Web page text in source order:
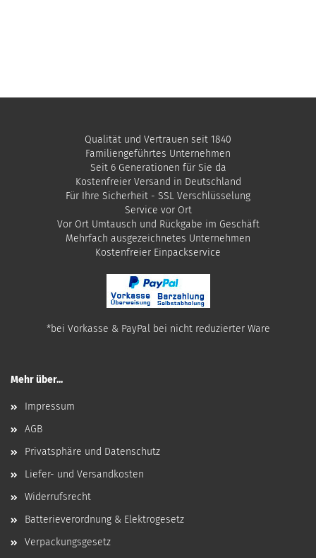
Qualität und Vertrauen seit 1840
Familiengeführtes Unternehmen
Seit 6 Generationen für Sie da
Kostenfreier Versand in Deutschland
Für Ihre Sicherheit - SSL Verschlüsselung
Service vor Ort
Vor Ort Umtausch und Rückgabe im Geschäft
Mehrfach ausgezeichnetes Unternehmen
​Kostenfreier Einpackservice
*bei Vorkasse & PayPal bei nicht reduzierter Ware
Mehr über...
Impressum
AGB
Privatsphäre und Datenschutz
Liefer- und Versandkosten
Widerrufsrecht
Batterieverordnung & Elektrogesetz
Verpackungsgesetz